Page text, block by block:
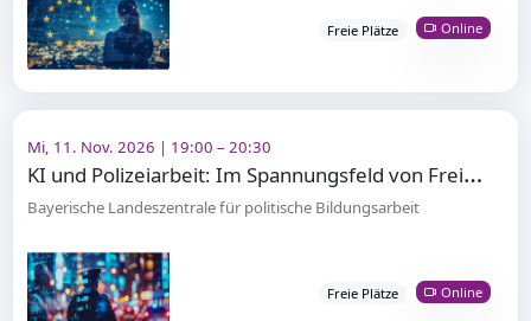
Freie Plätze Online
Mi, 11. Nov. 2026 | 19:00 – 20:30
K
I und Polizeiarbeit: Im Spannungsfeld von Freiheit und Sicherheit
Bayerische Landeszentrale für politische Bildungsarbeit
Freie Plätze Online